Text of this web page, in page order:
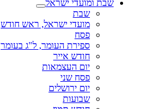
שבת ומועדי ישראל
שבת
מועדי ישראל, ראש חודש
פסח
ספירת העומר, ל"ג בעומר
חודש אייר
יום העצמאות
פסח שני
יום ירושלים
שבועות